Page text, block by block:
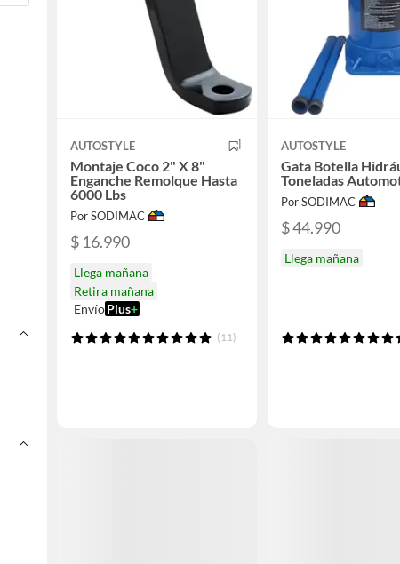
AUTOSTYLE
Montaje Coco 2" X 8"
Enganche Remolque Hasta
6000 Lbs
Por SODIMAC
$ 16.990
Llega mañana
Retira mañana
EnvíoPlus+
(11)
AUTOSTYLE
Gata Botella
Toneladas
Por SODIMAC
$ 44.990
Llega mañana